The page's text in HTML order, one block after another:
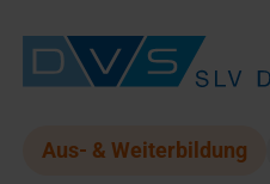
Aus- & Weiterbildung